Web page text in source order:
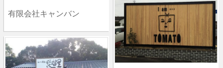
有限会社キャンバン